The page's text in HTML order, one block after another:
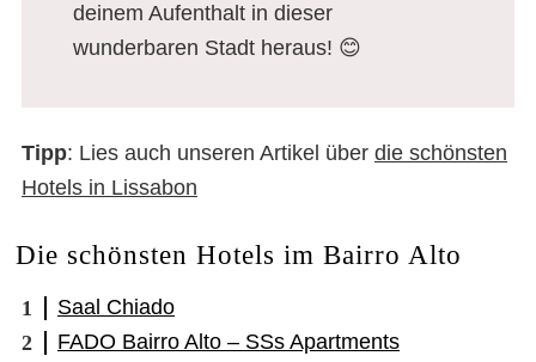
deinem Aufenthalt in dieser
wunderbaren Stadt heraus! 😊
Tipp: Lies auch unseren Artikel über die schönsten
Hotels in Lissabon
Die schönsten Hotels im Bairro Alto
Saal Chiado
FADO Bairro Alto – SSs Apartments